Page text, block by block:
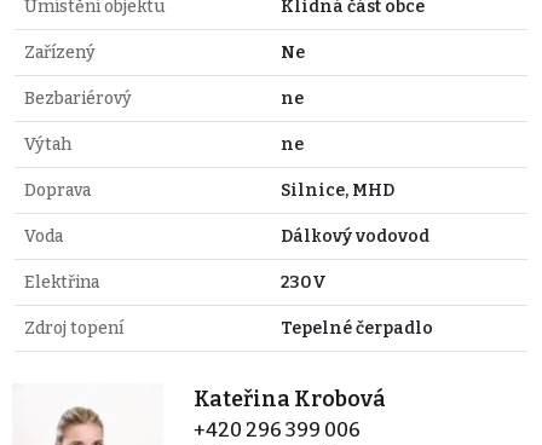
Umístění objektu Klidná část obce
Zařízený Ne
Bezbariérový ne
Výtah ne
Doprava Silnice, MHD
Voda Dálkový vodovod
Elektřina 230V
Zdroj topení Tepelné čerpadlo
Kateřina Krobová
+420 296 399 006